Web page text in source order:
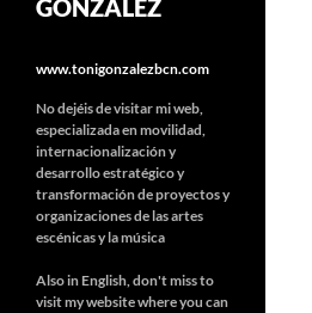
GONZÁLEZ
www.tonigonzalezbcn.com
No dejéis de visitar mi web,
especializada en movilidad,
internacionalización y
desarrollo estratégico y
transformación de proyectos y
organizaciones de las artes
escénicas y la música
Also in English, don't miss to
visit my website where you can